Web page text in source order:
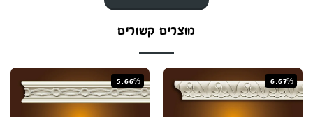
מוצרים קשורים
-6.67%
-5.66%